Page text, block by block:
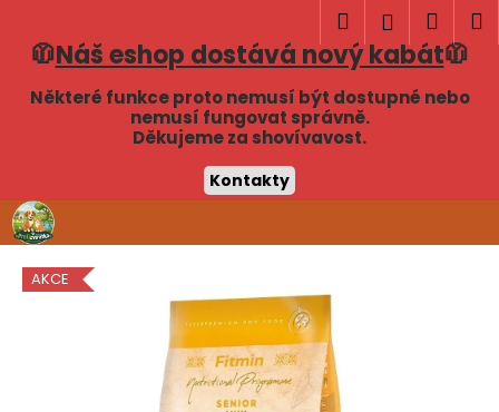
🧥Náš eshop dostává nový kabát🧥
Některé funkce proto nemusí být dostupné nebo
nemusí fungovat správně.
Děkujeme za shovívavost.
Kontakty
Přejít
na
obsah
Hledat
košík
AKCE
Zpět
Zpět
o
t
ř
e